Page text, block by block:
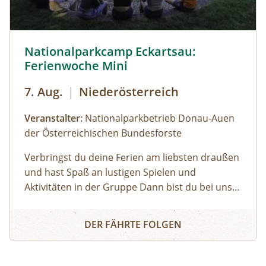
Nationalparkcamp Eckartsau:
Ferienwoche Mini
7. Aug. | Niederösterreich
Veranstalter: Nationalparkbetrieb Donau-Auen
der Österreichischen Bundesforste
Verbringst du deine Ferien am liebsten draußen
und hast Spaß an lustigen Spielen und
Aktivitäten in der Gruppe Dann bist du bei uns
spannende Expeditionen in den Auwald, viel
Raum zum Toben und Spielen, gemütliches
Nationalparkcamp Eckartsau: Ferienwoche Mini
DER FÄHRTE FOLGEN